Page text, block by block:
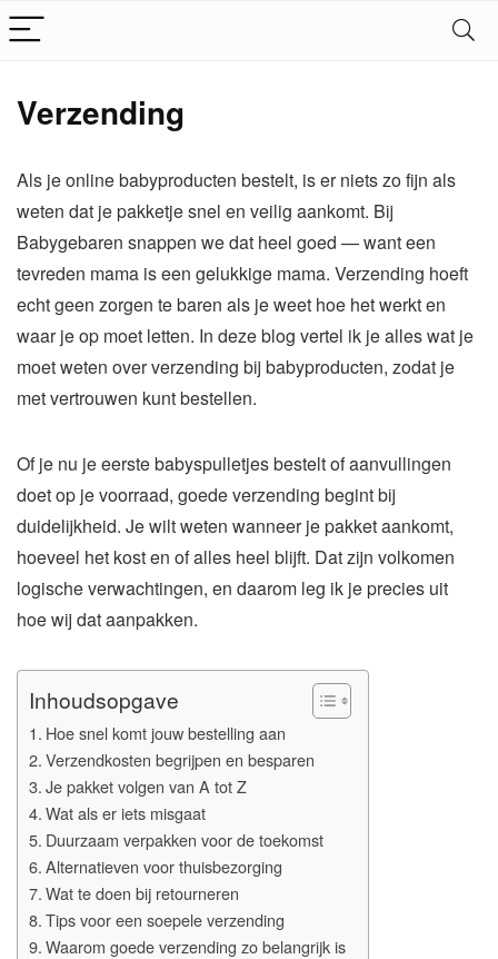
Verzending
Als je online babyproducten bestelt, is er niets zo fijn als
weten dat je pakketje snel en veilig aankomt. Bij
Babygebaren snappen we dat heel goed — want een
tevreden mama is een gelukkige mama. Verzending hoeft
echt geen zorgen te baren als je weet hoe het werkt en
waar je op moet letten. In deze blog vertel ik je alles wat je
moet weten over verzending bij babyproducten, zodat je
met vertrouwen kunt bestellen.
Of je nu je eerste babyspulletjes bestelt of aanvullingen
doet op je voorraad, goede verzending begint bij
duidelijkheid. Je wilt weten wanneer je pakket aankomt,
hoeveel het kost en of alles heel blijft. Dat zijn volkomen
logische verwachtingen, en daarom leg ik je precies uit
hoe wij dat aanpakken.
Inhoudsopgave
Hoe snel komt jouw bestelling aan
Verzendkosten begrijpen en besparen
Je pakket volgen van A tot Z
Wat als er iets misgaat
Duurzaam verpakken voor de toekomst
Alternatieven voor thuisbezorging
Wat te doen bij retourneren
Tips voor een soepele verzending
Waarom goede verzending zo belangrijk is